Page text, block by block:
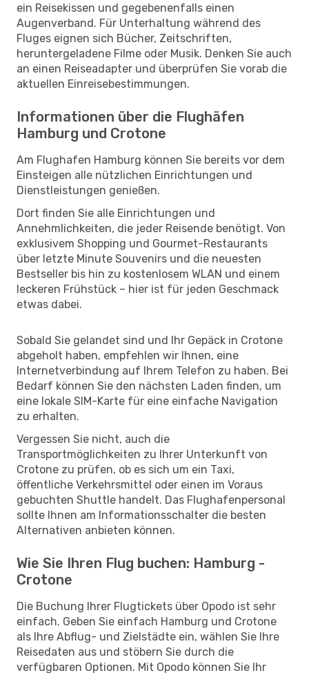
ein Reisekissen und gegebenenfalls einen
Augenverband. Für Unterhaltung während des
Fluges eignen sich Bücher, Zeitschriften,
heruntergeladene Filme oder Musik. Denken Sie auch
an einen Reiseadapter und überprüfen Sie vorab die
aktuellen Einreisebestimmungen.
Informationen über die Flughäfen
Hamburg und Crotone
Am Flughafen Hamburg können Sie bereits vor dem
Einsteigen alle nützlichen Einrichtungen und
Dienstleistungen genießen.
Dort finden Sie alle Einrichtungen und
Annehmlichkeiten, die jeder Reisende benötigt. Von
exklusivem Shopping und Gourmet-Restaurants
über letzte Minute Souvenirs und die neuesten
Bestseller bis hin zu kostenlosem WLAN und einem
leckeren Frühstück – hier ist für jeden Geschmack
etwas dabei.
Sobald Sie gelandet sind und Ihr Gepäck in Crotone
abgeholt haben, empfehlen wir Ihnen, eine
Internetverbindung auf Ihrem Telefon zu haben. Bei
Bedarf können Sie den nächsten Laden finden, um
eine lokale SIM-Karte für eine einfache Navigation
zu erhalten.
Vergessen Sie nicht, auch die
Transportmöglichkeiten zu Ihrer Unterkunft von
Crotone zu prüfen, ob es sich um ein Taxi,
öffentliche Verkehrsmittel oder einen im Voraus
gebuchten Shuttle handelt. Das Flughafenpersonal
sollte Ihnen am Informationsschalter die besten
Alternativen anbieten können.
Wie Sie Ihren Flug buchen: Hamburg -
Crotone
Die Buchung Ihrer Flugtickets über Opodo ist sehr
einfach. Geben Sie einfach Hamburg und Crotone
als Ihre Abflug- und Zielstädte ein, wählen Sie Ihre
Reisedaten aus und stöbern Sie durch die
verfügbaren Optionen. Mit Opodo können Sie Ihr